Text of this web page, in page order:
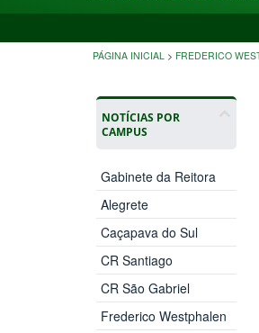
PÁGINA INICIAL > FREDERICO
NOTÍCIAS POR
CAMPUS
Gabinete da Reitora
Alegrete
Caçapava do Sul
CR Santiago
CR São Gabriel
Frederico Westphalen